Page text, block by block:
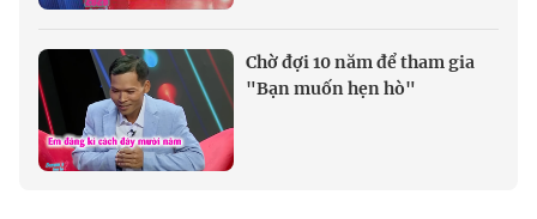
Chờ đợi 10 năm để tham gia
"Bạn muốn hẹn hò"